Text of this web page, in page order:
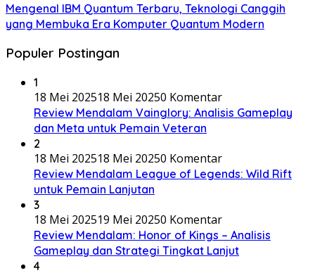
Mengenal IBM Quantum Terbaru, Teknologi Canggih
yang Membuka Era Komputer Quantum Modern
Populer Postingan
1
18 Mei 202518 Mei 20250 Komentar
Review Mendalam Vainglory: Analisis Gameplay
dan Meta untuk Pemain Veteran
2
18 Mei 202518 Mei 20250 Komentar
Review Mendalam League of Legends: Wild Rift
untuk Pemain Lanjutan
3
18 Mei 202519 Mei 20250 Komentar
Review Mendalam: Honor of Kings – Analisis
Gameplay dan Strategi Tingkat Lanjut
4